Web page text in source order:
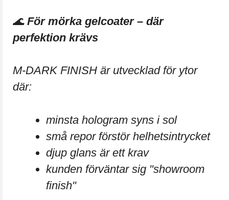
🌊 För mörka gelcoater – där
perfektion krävs
M-DARK FINISH är utvecklad för ytor
där:
minsta hologram syns i sol
små repor förstör helhetsintrycket
djup glans är ett krav
kunden förväntar sig "showroom
finish"